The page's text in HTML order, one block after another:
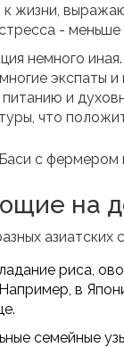
жизни,
- меньше
немного
экспаты
и
что
на
риса,
в
семейные